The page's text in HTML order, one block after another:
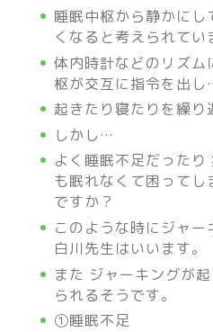
睡眠中枢から静かに
くなると考えられてい
体内時計などのリズム
枢が交互に指令を出
起きたり寝たりを繰り
しかし…
よく睡眠不足だった
も眠れなくて困って
ですか？
このような時にジャ
白川先生はいいます。
また ジャーキングが
られるそうです。
①睡眠不足